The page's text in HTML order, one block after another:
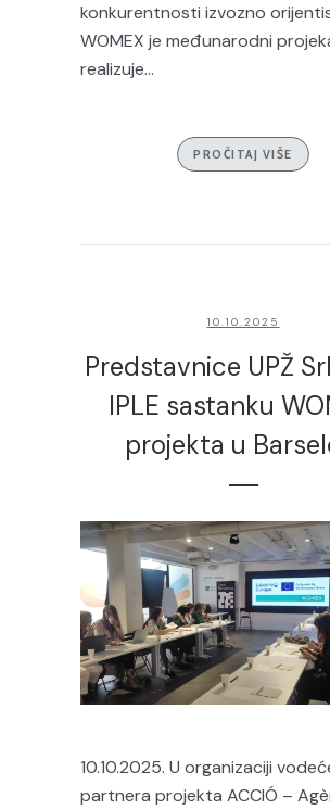
konkurentnosti izvozno
WOMEX je međunarodni
realizuje...
PROČITAJ VIŠE
10.10.2025
Predstavnice UPŽ
IPLE sastanku
projekta u
10.10.2025. U organizaciji
partnera projekta ACCIÓ –